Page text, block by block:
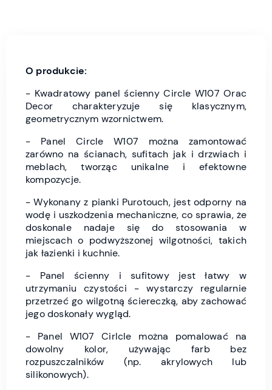
O produkcie:
- Kwadratowy panel ścienny Circle W107 Orac
Decor charakteryzuje się klasycznym,
geometrycznym wzornictwem.
- Panel Circle W107 można zamontować
zarówno na ścianach, sufitach jak i drzwiach i
meblach, tworząc unikalne i efektowne
kompozycje.
- Wykonany z pianki Purotouch, jest odporny na
wodę i uszkodzenia mechaniczne, co sprawia, że
doskonale nadaje się do stosowania w
miejscach o podwyższonej wilgotności, takich
jak łazienki i kuchnie.
- Panel ścienny i sufitowy jest łatwy w
utrzymaniu czystości - wystarczy regularnie
przetrzeć go wilgotną ściereczką, aby zachować
jego doskonały wygląd.
- Panel W107 Cirlcle można pomalować na
dowolny kolor, używając farb bez
rozpuszczalników (np. akrylowych lub
silikonowych).